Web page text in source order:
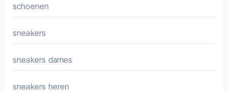
schoenen
sneakers
sneakers dames
sneakers heren